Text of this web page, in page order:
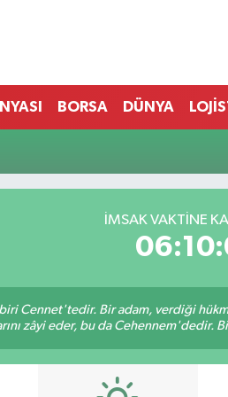
BORSA DÜNYA
İMSAK VAKTINE
Cennet'tedir. Bir adam, verdiği
zâyi eder, bu da